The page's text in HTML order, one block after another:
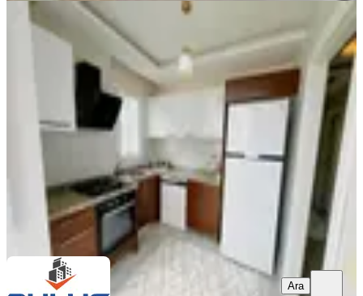
YENİ
Gürselpaşa'da Geniş K.mutfak D.gazlı
2+1 Full Eşyalı Depozitosuz
Seyhan, Gürselpaşa Mahallesi
2+1·110 m² 06.08.2026
31.000 ₺
Buluş GayrimenkulYılmaz Buluş
Ara